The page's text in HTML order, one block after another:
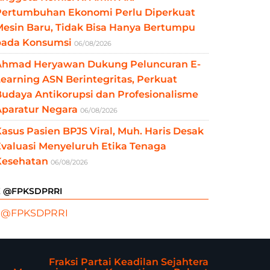
Ekonomi Perlu Diperkuat
Baru, Tidak Bisa Hanya Bertumpu
Konsumsi 06/08/2026
Heryawan Dukung Peluncuran E-
ASN Berintegritas, Perkuat
Antikorupsi dan Profesionalisme
Negara 06/08/2026
Pasien BPJS Viral, Muh. Haris Desak
Menyeluruh Etika Tenaga
06/08/2026
@FPKSDPRRI
Fraksi Partai Keadilan Sejahtera